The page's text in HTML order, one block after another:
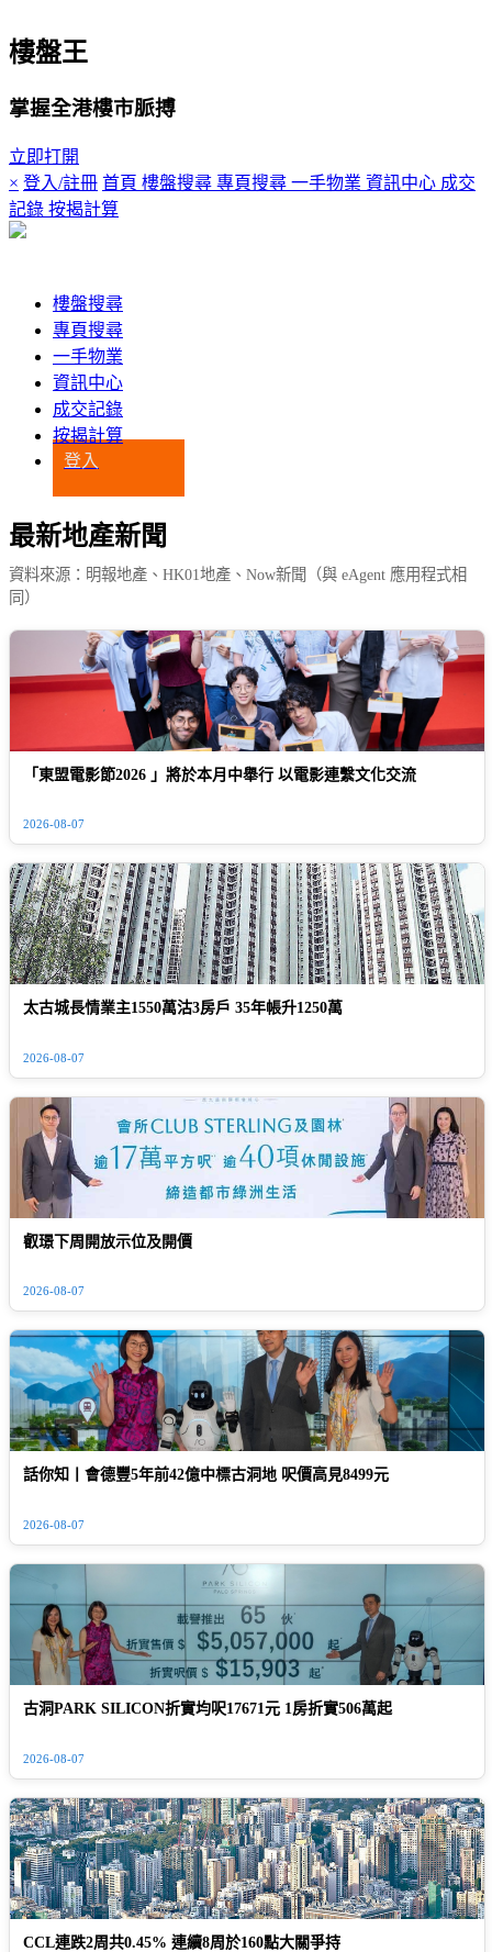
樓盤王
掌握全港樓市脈搏
立即打開
× 登入/註冊 首頁 樓盤搜尋 專頁搜尋 一手物業 資訊中心 成交
記錄 按揭計算
樓盤搜尋
專頁搜尋
一手物業
資訊中心
成交記錄
按揭計算
登入
最新地產新聞
資料來源：明報地產、HK01地產、Now新聞（與 eAgent 應用程式相
同）
「東盟電影節2026 」將於本月中舉行 以電影連繫文化交流
2026-08-07
太古城長情業主1550萬沽3房戶 35年帳升1250萬
2026-08-07
叡璟下周開放示位及開價
2026-08-07
話你知丨會德豐5年前42億中標古洞地 呎價高見8499元
2026-08-07
古洞PARK SILICON折實均呎17671元 1房折實506萬起
2026-08-07
CCL連跌2周共0.45% 連續8周於160點大關爭持